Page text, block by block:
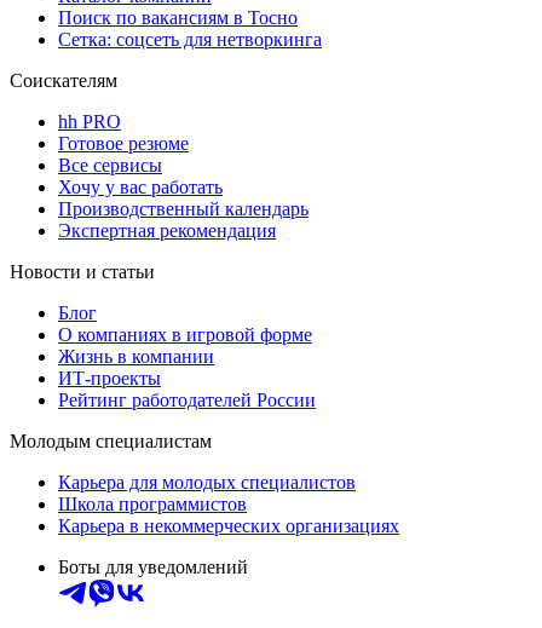
Поиск по вакансиям в Тосно
Сетка: соцсеть для нетворкинга
Соискателям
hh PRO
Готовое резюме
Все сервисы
Хочу у вас работать
Производственный календарь
Экспертная рекомендация
Новости и статьи
Блог
О компаниях в игровой форме
Жизнь в компании
ИТ-проекты
Рейтинг работодателей России
Молодым специалистам
Карьера для молодых специалистов
Школа программистов
Карьера в некоммерческих организациях
Боты для уведомлений